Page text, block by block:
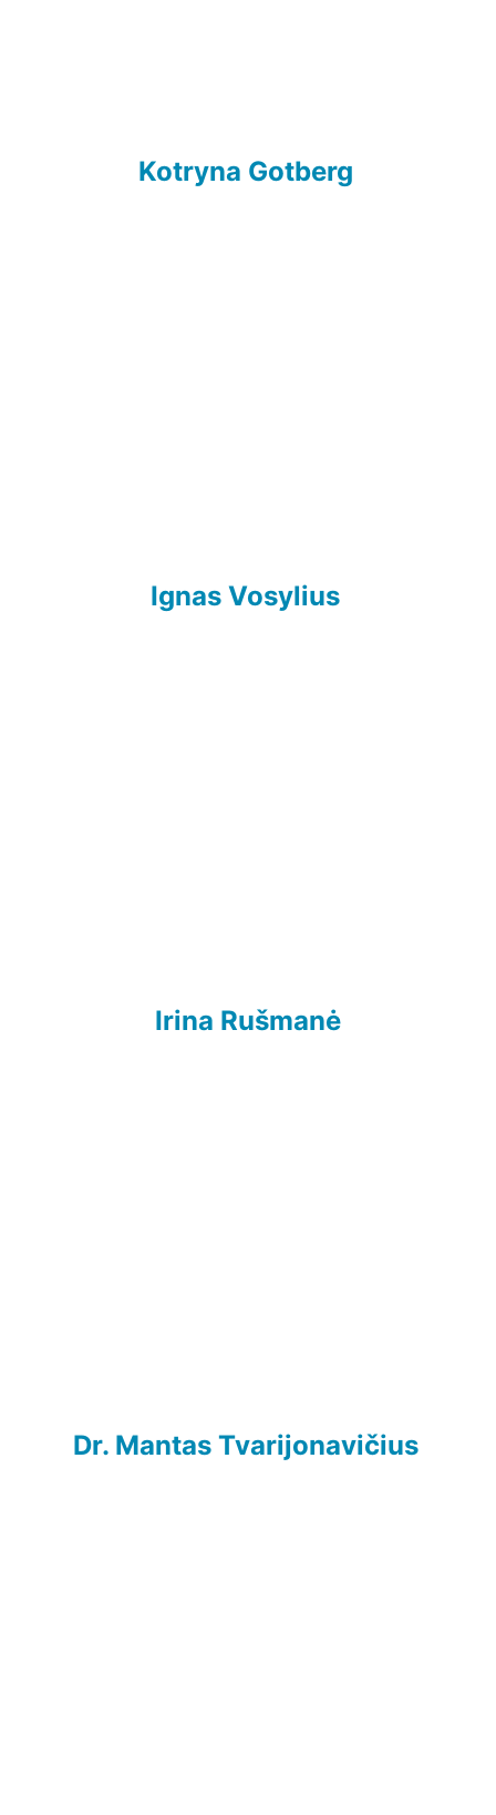
Kotryna Gotberg
Ignas Vosylius
Irina Rušmanė
Dr. Mantas Tvarijonavičius